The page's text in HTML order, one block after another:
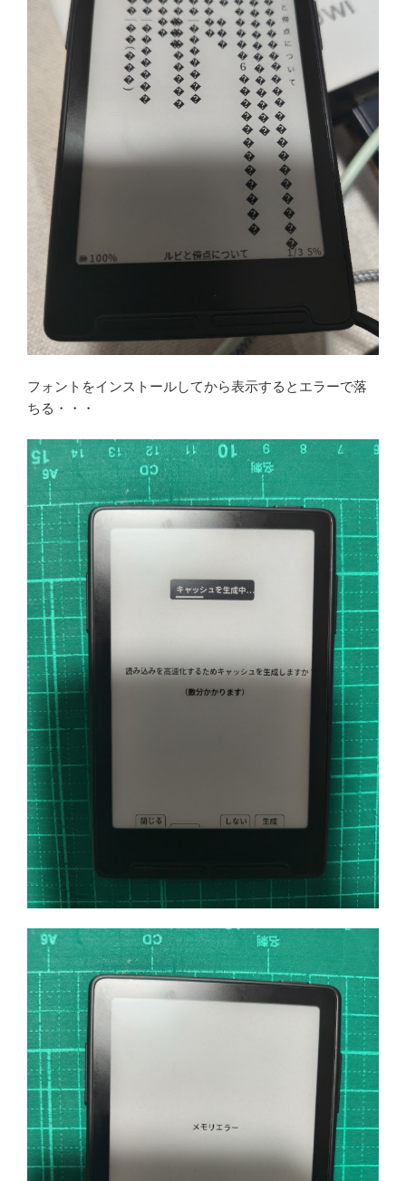
フォントをインストールしてから表示するとエラーで落
ちる・・・